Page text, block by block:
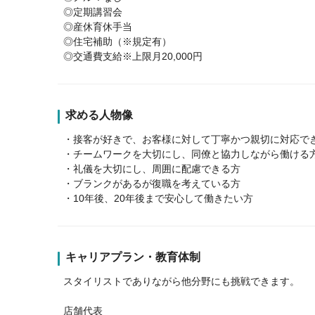
◎定期講習会
◎産休育休手当
◎住宅補助（※規定有）
◎交通費支給※上限月20,000円
求める人物像
・接客が好きで、お客様に対して丁寧かつ親切に対応で
・チームワークを大切にし、同僚と協力しながら働ける
・礼儀を大切にし、周囲に配慮できる方
・ブランクがあるが復職を考えている方
・10年後、20年後まで安心して働きたい方
キャリアプラン・教育体制
スタイリストでありながら他分野にも挑戦できます。
店舗代表